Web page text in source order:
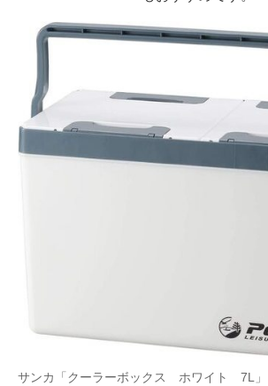
サンカ「クーラーボックス ホワイト 7L」